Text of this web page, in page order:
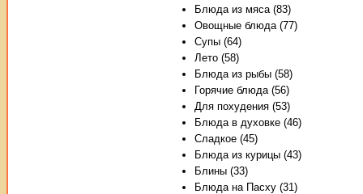
Блюда из мяса (83)
Овощные блюда (77)
Супы (64)
Лето (58)
Блюда из рыбы (58)
Горячие блюда (56)
Для похудения (53)
Блюда в духовке (46)
Сладкое (45)
Блюда из курицы (43)
Блины (33)
Блюда на Пасху (31)